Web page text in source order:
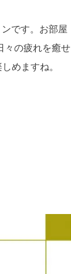
です。お部屋
々の疲れを癒せ
めますね。